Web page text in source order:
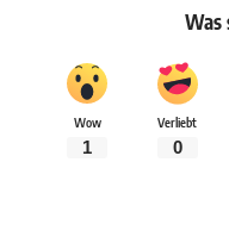
Was
Wow
1
Verliebt
0